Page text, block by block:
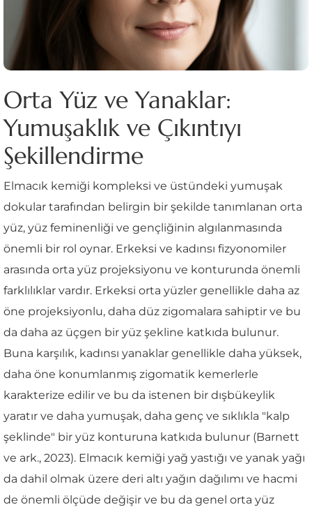
Orta Yüz ve Yanaklar:
Yumuşaklık ve Çıkıntıyı
Şekillendirme
Elmacık kemiği kompleksi ve üstündeki yumuşak
dokular tarafından belirgin bir şekilde tanımlanan orta
yüz, yüz feminenliği ve gençliğinin algılanmasında
önemli bir rol oynar. Erkeksi ve kadınsı fizyonomiler
arasında orta yüz projeksiyonu ve konturunda önemli
farklılıklar vardır. Erkeksi orta yüzler genellikle daha az
öne projeksiyonlu, daha düz zigomalara sahiptir ve bu
da daha az üçgen bir yüz şekline katkıda bulunur.
Buna karşılık, kadınsı yanaklar genellikle daha yüksek,
daha öne konumlanmış zigomatik kemerlerle
karakterize edilir ve bu da istenen bir dışbükeylik
yaratır ve daha yumuşak, daha genç ve sıklıkla "kalp
şeklinde" bir yüz konturuna katkıda bulunur (Barnett
ve ark., 2023). Elmacık kemiği yağ yastığı ve yanak yağı
da dahil olmak üzere deri altı yağın dağılımı ve hacmi
de önemli ölçüde değişir ve bu da genel orta yüz